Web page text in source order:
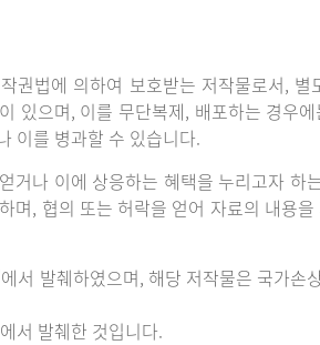
권법에 의하여 보호받는 저작물로서,
있으며, 이를 무단복제, 배포하는 경우
이를 병과할 수 있습니다.
거나 이에 상응하는 혜택을 누리고자 하
, 협의 또는 허락을 얻어 자료의 내용을
서 발췌하였으며, 해당 저작물은 국가손
서 발췌한 것입니다.